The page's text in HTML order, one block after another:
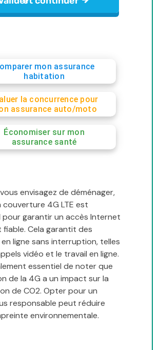
mon assurance
habitation
la concurrence pour
assurance auto/moto
Économiser sur mon
assurance santé
envisagez de déménager,
couverture 4G LTE est
pour garantir un accès Internet
fiable. Cela garantit des
ligne sans interruption, telles
vidéo et le travail en ligne.
essentiel de noter que
de la 4G a un impact sur la
de CO2. Opter pour un
responsable peut réduire
environnementale.